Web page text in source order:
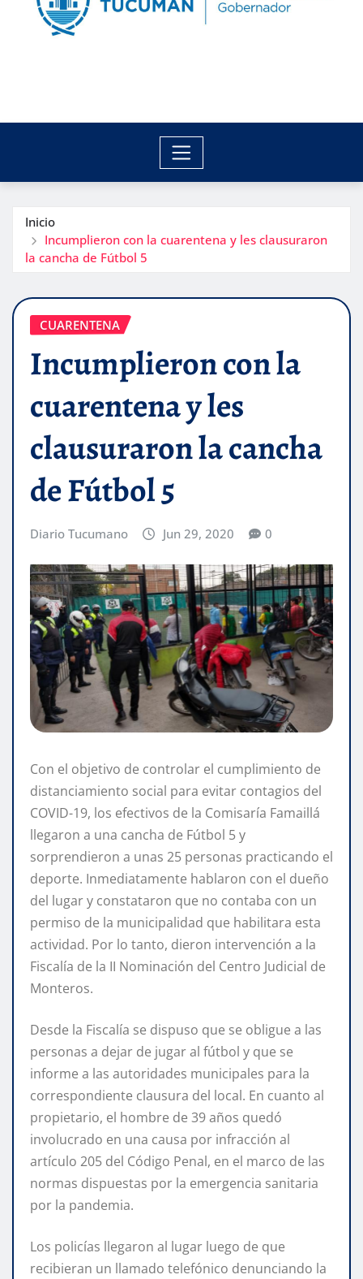
Inicio
Incumplieron con la cuarentena y les clausuraron
la cancha de Fútbol 5
CUARENTENA
Incumplieron con la
cuarentena y les
clausuraron la cancha
de Fútbol 5
Diario Tucumano Jun 29, 2020 0
Con el objetivo de controlar el cumplimiento de
distanciamiento social para evitar contagios del
COVID-19, los efectivos de la Comisaría Famaillá
llegaron a una cancha de Fútbol 5 y
sorprendieron a unas 25 personas practicando el
deporte. Inmediatamente hablaron con el dueño
del lugar y constataron que no contaba con un
permiso de la municipalidad que habilitara esta
actividad. Por lo tanto, dieron intervención a la
Fiscalía de la II Nominación del Centro Judicial de
Monteros.
Desde la Fiscalía se dispuso que se obligue a las
personas a dejar de jugar al fútbol y que se
informe a las autoridades municipales para la
correspondiente clausura del local. En cuanto al
propietario, el hombre de 39 años quedó
involucrado en una causa por infracción al
artículo 205 del Código Penal, en el marco de las
normas dispuestas por la emergencia sanitaria
por la pandemia.
Los policías llegaron al lugar luego de que
recibieran un llamado telefónico denunciando la